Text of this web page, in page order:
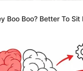
Boo Boo? Better To